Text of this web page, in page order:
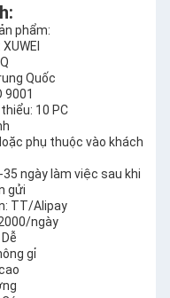
phẩm:
Quốc
9001
10 PC
phụ thuộc vào khách
ngày làm việc sau khi
gửi
TT/Alipay
ngày
gỉ